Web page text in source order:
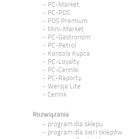
PC-Market
PC-POS
POS Premium
Mini-Market
PC-Gastronom
PC-Petrol
Konsola Kupca
PC-Loyalty
PC-Cenniki
PC-Raporty
Wersja Lite
Cennik
Rozwiązania
program dla sklepu
program dla sieci sklepów